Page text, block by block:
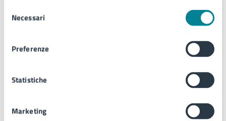
delNecessari
Preferenze
Statistiche
Marketing
05